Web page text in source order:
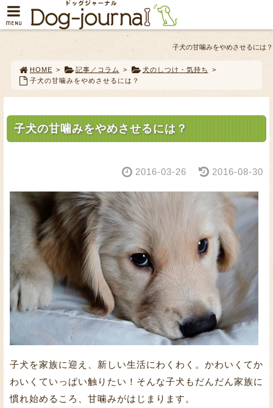
子犬の甘噛みをやめさせるには？
HOME > 記事／コラム > 犬のしつけ・気持ち
>
子犬の甘噛みをやめさせるには？
子犬の甘噛みをやめさせるには？
2016-03-26 2016-08-30
子犬を家族に迎え、新しい生活にわくわく。かわいくてか
わいくていっぱい触りたい！そんな子犬もだんだん家族に
慣れ始めるころ、甘噛みがはじまります。
MENU